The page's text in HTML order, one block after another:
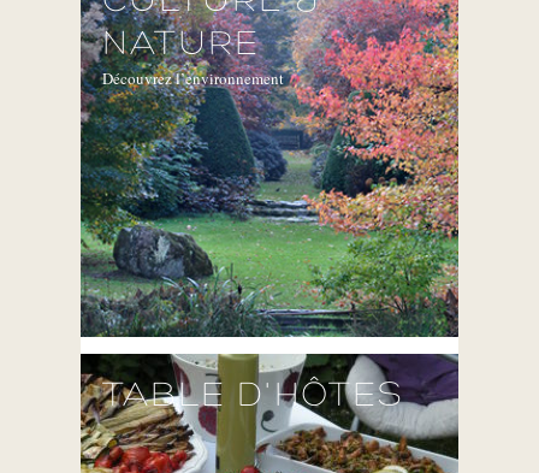
NATURE
Découvrez l’environnement
TABLE D'HÔTES